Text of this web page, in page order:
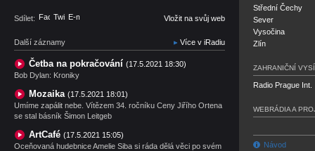
Sdílet: Facebook
TwitterE-mail Vložit na svůj web
Další záznamy Více v iRadiu
Četba na pokračování (17.5.2021 18:30)
Bob Dylan: Kroniky
Mozaika (17.5.2021 18:01)
Umíme zapálit nebe. Vítězem 34. ročníku Ceny Jiřího Ortena
se stal básník Šimon Leitgeb
ArtCafé (17.5.2021 15:05)
Oceňovaná hudebnice Amelie Siba si ráda dělá věci po svém
Střední Čechy
Sever
Vysočina
Zlín
ZAHRANIČNÍ
Radio Prague Int.
WEBRÁDIA A
Návod